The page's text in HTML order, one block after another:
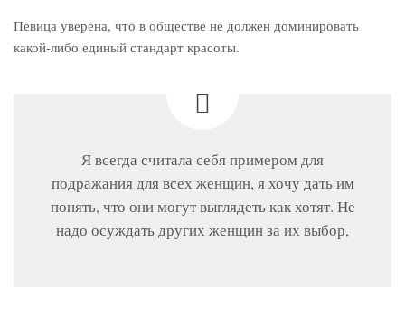
Певица уверена, что в обществе не должен доминировать
какой-либо единый стандарт красоты.
Я всегда считала себя примером для
подражания для всех женщин, я хочу дать им
понять, что они могут выглядеть как хотят. Не
надо осуждать других женщин за их выбор,